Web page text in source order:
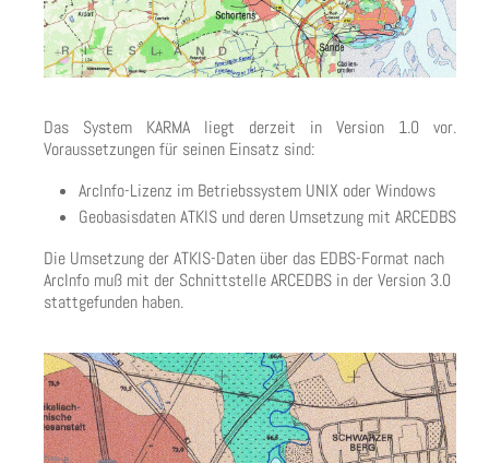
Das System KARMA liegt derzeit in Version 1.0 vor.
Voraussetzungen für seinen Einsatz sind:
ArcInfo-Lizenz im Betriebssystem UNIX oder Windows
Geobasisdaten ATKIS und deren Umsetzung mit ARCEDBS
Die Umsetzung der ATKIS-Daten über das EDBS-Format nach
ArcInfo muß mit der Schnittstelle ARCEDBS in der Version 3.0
stattgefunden haben.